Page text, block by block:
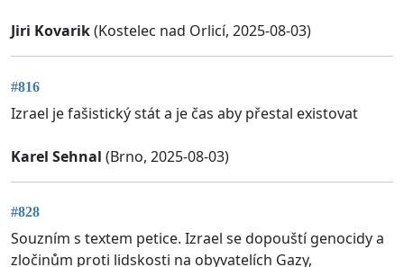
Jiri Kovarik(Kostelec nad Orlicí, 2025-08-03)
#816
Izrael je fašistický stát a je čas aby přestal existovat
Karel Sehnal (Brno, 2025-08-03)
#828
Souzním s textem petice. Izrael se dopouští genocidy a
zločinům proti lidskosti na obyvatelích Gazy,